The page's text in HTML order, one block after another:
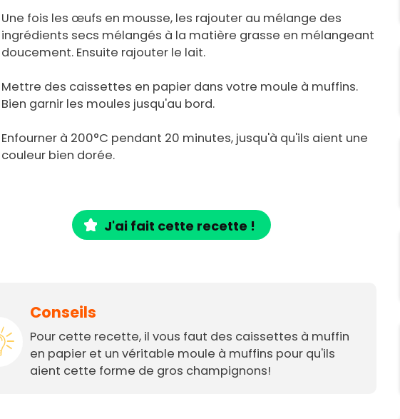
Une fois les œufs en mousse, les rajouter au mélange des
ingrédients secs mélangés à la matière grasse en mélangeant
doucement. Ensuite rajouter le lait.
Mettre des caissettes en papier dans votre moule à muffins.
Bien garnir les moules jusqu'au bord.
Enfourner à 200°C pendant 20 minutes, jusqu'à qu'ils aient une
couleur bien dorée.
J'ai fait cette recette !
Conseils
Pour cette recette, il vous faut des caissettes à muffin
en papier et un véritable moule à muffins pour qu'ils
aient cette forme de gros champignons!